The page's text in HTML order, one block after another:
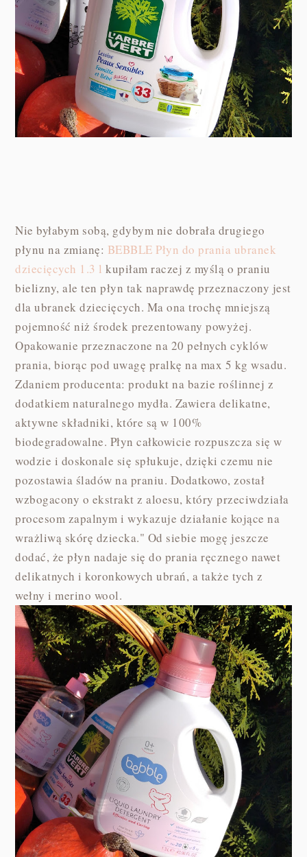
Nie byłabym sobą, gdybym nie dobrała drugiego
płynu na zmianę: BEBBLE Płyn do prania ubranek
dziecięcych 1.3 l kupiłam raczej z myślą o praniu
bielizny, ale ten płyn tak naprawdę przeznaczony jest
dla ubranek dziecięcych. Ma ona trochę mniejszą
pojemność niż środek prezentowany powyżej.
Opakowanie przeznaczone na 20 pełnych cyklów
prania, biorąc pod uwagę pralkę na max 5 kg wsadu.
Zdaniem producenta: produkt na bazie roślinnej z
dodatkiem naturalnego mydła. Zawiera delikatne,
aktywne składniki, które są w 100%
biodegradowalne. Płyn całkowicie rozpuszcza się w
wodzie i doskonale się spłukuje, dzięki czemu nie
pozostawia śladów na praniu. Dodatkowo, został
wzbogacony o ekstrakt z aloesu, który przeciwdziała
procesom zapalnym i wykazuje działanie kojące na
wrażliwą skórę dziecka." Od siebie mogę jeszcze
dodać, że płyn nadaje się do prania ręcznego nawet
delikatnych i koronkowych ubrań, a także tych z
wełny i merino wool.